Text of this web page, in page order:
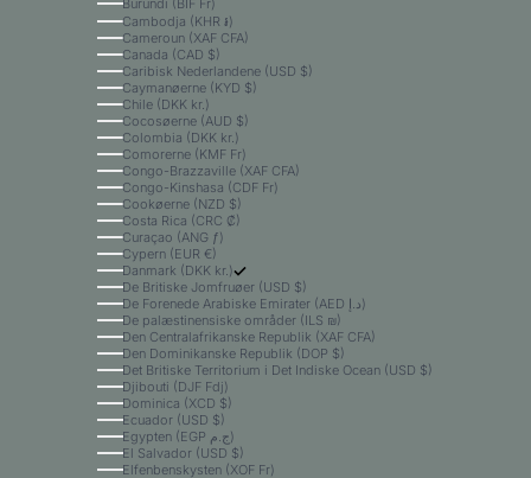
Burundi (BIF Fr)
Cambodja (KHR ៛)
Cameroun (XAF CFA)
Canada (CAD $)
Caribisk Nederlandene (USD $)
Caymanøerne (KYD $)
Chile (DKK kr.)
Cocosøerne (AUD $)
Colombia (DKK kr.)
Comorerne (KMF Fr)
Congo-Brazzaville (XAF CFA)
Congo-Kinshasa (CDF Fr)
Cookøerne (NZD $)
Costa Rica (CRC ₡)
Curaçao (ANG ƒ)
Cypern (EUR €)
Danmark (DKK kr.)
De Britiske Jomfruøer (USD $)
De Forenede Arabiske Emirater (AED د.إ)
De palæstinensiske områder (ILS ₪)
Den Centralafrikanske Republik (XAF CFA)
Den Dominikanske Republik (DOP $)
Det Britiske Territorium i Det Indiske Ocean (USD $)
Djibouti (DJF Fdj)
Dominica (XCD $)
Ecuador (USD $)
Egypten (EGP ج.م)
El Salvador (USD $)
Elfenbenskysten (XOF Fr)